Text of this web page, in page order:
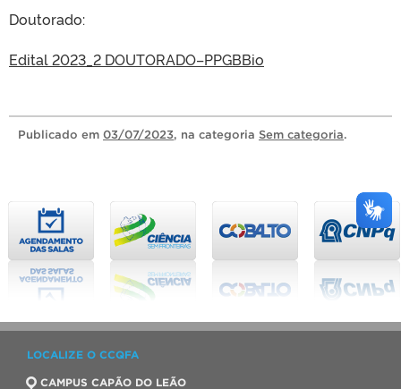
Doutorado:
Edital 2023_2 DOUTORADO–PPGBBio
Publicado em 03/07/2023, na categoria Sem categoria.
LOCALIZE O CCQFA
CAMPUS CAPÃO DO LEÃO